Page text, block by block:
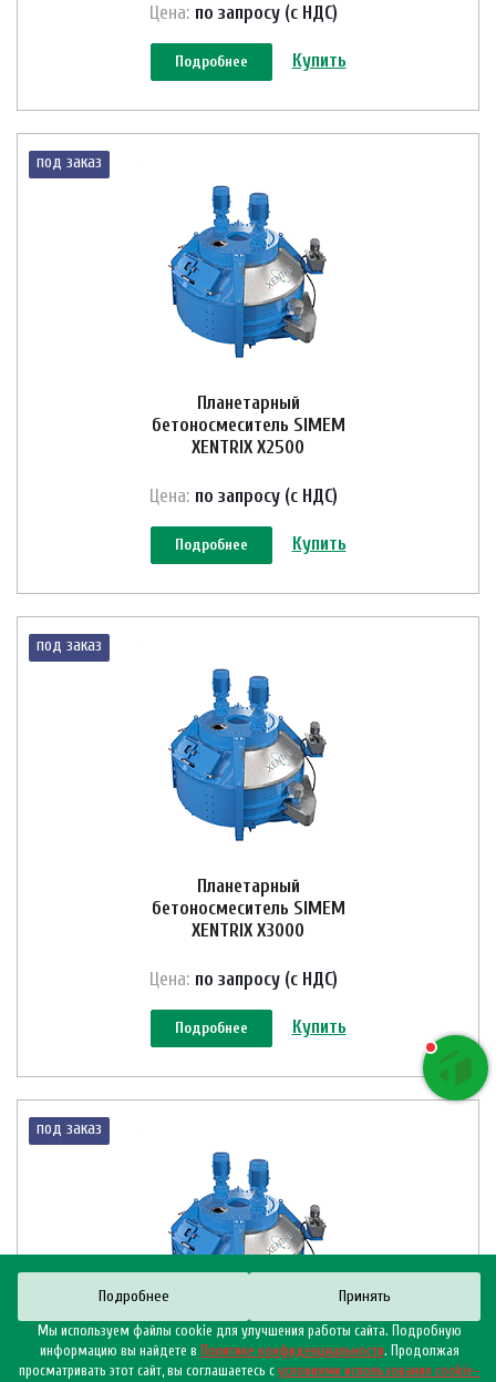
Цена: по запросу (с НДС)
Подробнее Купить
под заказ
Планетарный
бетоносмеситель SIMEM
XENTRIX X2500
Цена: по запросу (с НДС)
Подробнее Купить
под заказ
Планетарный
бетоносмеситель SIMEM
XENTRIX X3000
Цена: по запросу (с НДС)
Подробнее Купить
под заказ
Планетарный
Подробнее Принять
Мы используем файлы cookie для улучшения работы сайта. Подробную
информацию вы найдете в Политике конфиденциальности. Продолжая
просматривать этот сайт, вы соглашаетесь с условиями использования cookie–